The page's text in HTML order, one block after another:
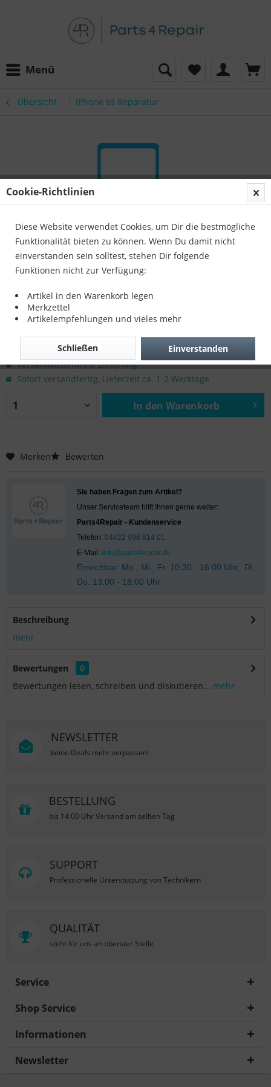
Menü
Übersicht iPhone 6s Reparatur
99,00 € *
zzgl. Versandkosten
Versandkostenfreie Lieferung!
Sofort versandfertig, Lieferzeit ca. 1-2 Werktage
In den Warenkorb
Merken Bewerten
Sie haben Fragen zum Artikel?
Unser Serviceteam hilft Ihnen gerne weiter:
Parts4Repair - Kundenservice
Telefon: 04422 996 814 01
E-Mail: info@parts4repair.de
Erreichbar: Mo., Mi., Fr. 10:30 - 16:00 Uhr, Di.,
Do. 13:00 - 18:00 Uhr
Beschreibung
mehr
Bewertungen
0
Bewertungen lesen, schreiben und diskutieren... mehr
NEWSLETTER
keine Deals mehr verpassen!
BESTELLUNG
bis 14:00 Uhr Versand am selben Tag
SUPPORT
Professionelle Unterstützung von Technikern
QUALITÄT
steht für uns an oberster Stelle
Service
Shop Service
Informationen
Newsletter
Cookie-Richtlinien
Diese Website verwendet Cookies, um Dir die bestmögliche
Funktionalität bieten zu können. Wenn Du damit nicht
einverstanden sein solltest, stehen Dir folgende
Funktionen nicht zur Verfügung:
Artikel in den Warenkorb legen
Merkzettel
Artikelempfehlungen und vieles mehr
Einverstanden
Schließen